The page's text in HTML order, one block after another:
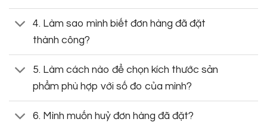
4. Làm sao mình biết đơn hàng đã đặt
thành công?
5. Làm cách nào để chọn kích thước sản
phẩm phù hợp với số đo của mình?
6. Mình muốn huỷ đơn hàng đã đặt?